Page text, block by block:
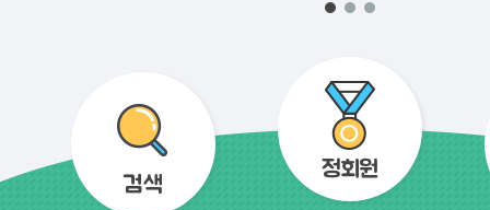
검색
정회원